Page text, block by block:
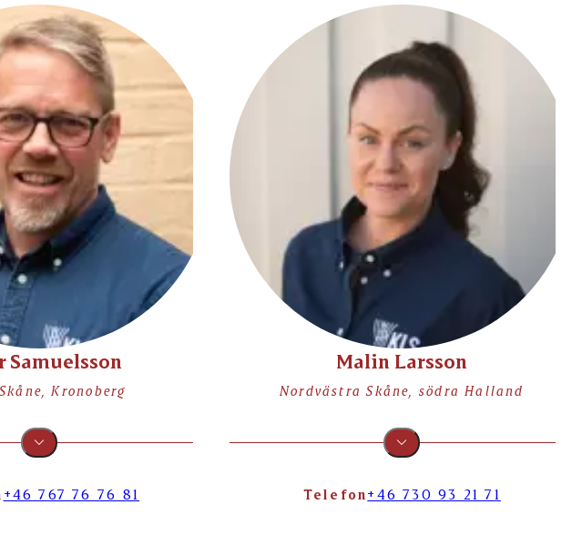
Samuelsson
Kronoberg
+46 767 76 76 81
Malin Larsson
Nordvästra Skåne, södra Halland
Telefon+46 730 93 21 71